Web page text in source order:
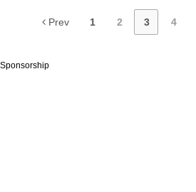
Prev 1 2 3 4
Sponsorship